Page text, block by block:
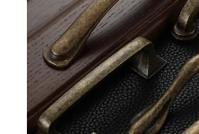
Vaata lähemalt